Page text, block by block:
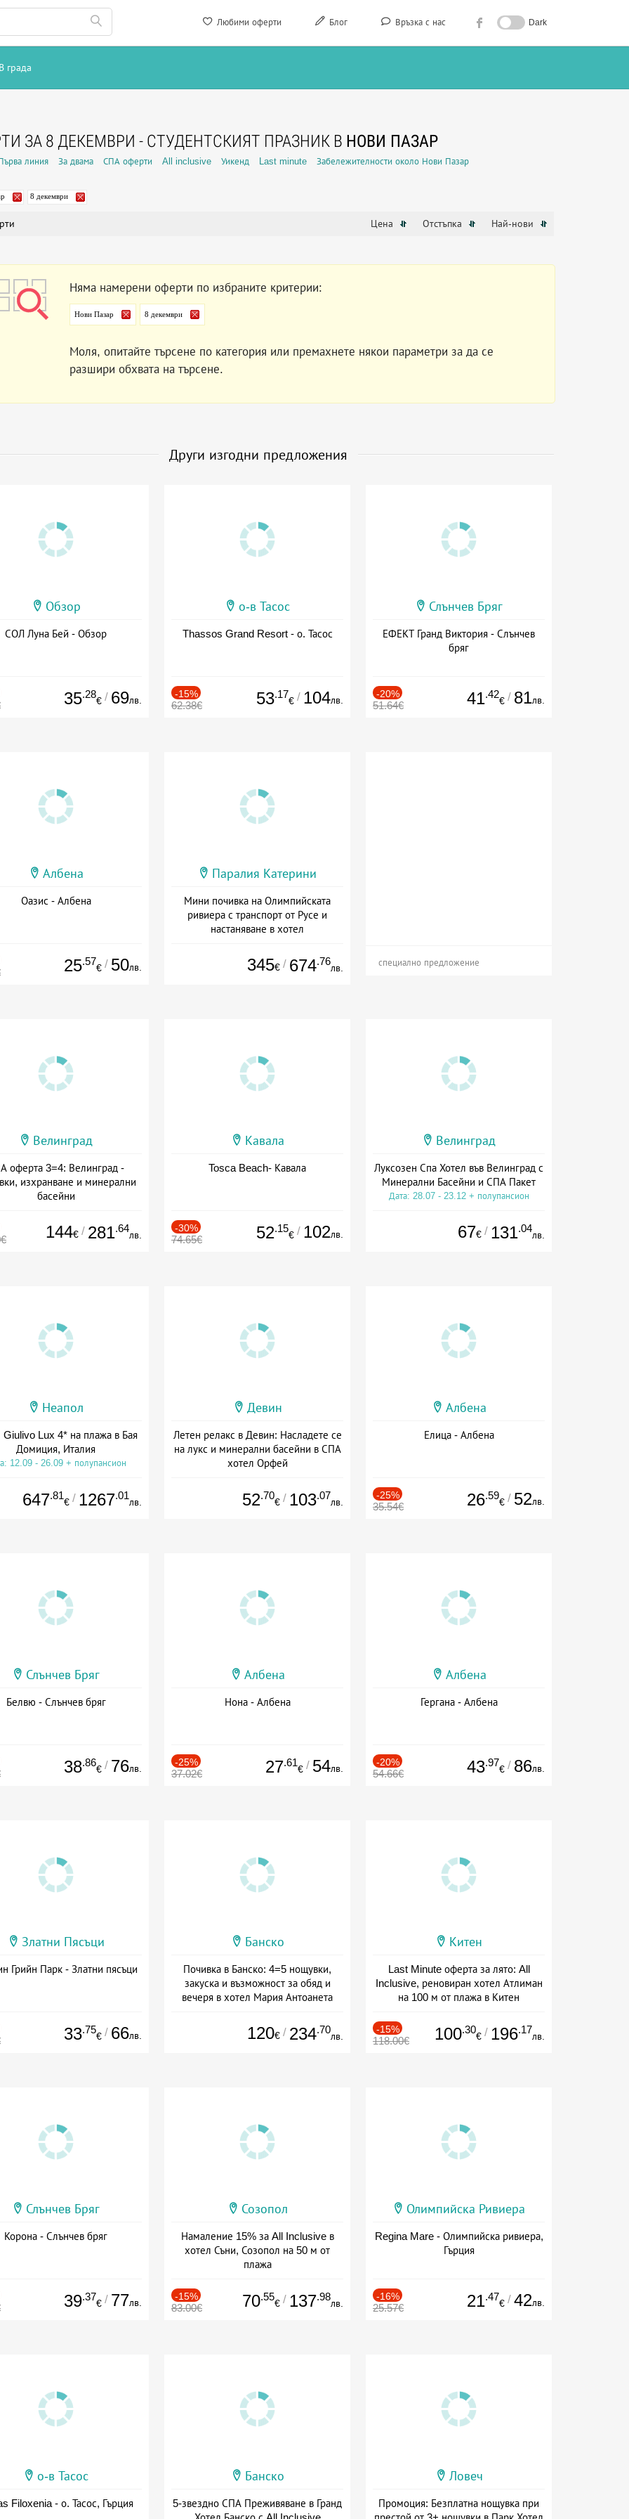
Любими оферти Блог Връзка с нас Dark
В града
ЗА 8 ДЕКЕМВРИ - СТУДЕНТСКИЯТ ПРАЗНИК В НОВИ ПАЗАР
линия За двама СПА оферти All inclusive Уикенд Last minute Забележителности около Нови Пазар
8 декември
Цена Отстъпка Най-нови
Няма намерени оферти по избраните критерии:
Нови Пазар 8 декември
Моля, опитайте търсене по категория или премахнете някои параметри за да се
разшири обхвата на търсене.
Други изгодни предложения
Обзор
СОЛ Луна Бей - Обзор
35.28
€ / 69лв.
о-в Тасос
Thassos Grand Resort - о. Тасос
-15%
62.38€ 53.17
€ / 104лв.
Слънчев Бряг
ЕФЕКТ Гранд Виктория - Слънчев
бряг
-20%
51.64€ 41.42
€ / 81лв.
Албена
Оазис - Албена
25.57
€ / 50лв.
Паралия Катерини
Мини почивка на Олимпийската
ривиера с транспорт от Русе и
настаняване в хотел
345€ / 674.76
лв. специално предложение
Велинград
оферта 3=4: Велинград -
изхранване и минерални
басейни
144€ / 281.64
лв.
Кавала
Tosca Beach- Кавала
-30%
74.65€ 52.15
€ / 102лв.
Велинград
Луксозен Спа Хотел във Велинград с
Минерални Басейни и СПА Пакет
Дата: 28.07 - 23.12 + полупансион
67€ / 131.04
лв.
Неапол
Giulivo Lux 4* на плажа в Бая
Домиция, Италия
12.09 - 26.09 + полупансион
647.81
€ / 1267.01
лв.
Девин
Летен релакс в Девин: Насладете се
на лукс и минерални басейни в СПА
хотел Орфей
52.70
€ / 103.07
лв.
Албена
Елица - Албена
-25%
35.54€ 26.59
€ / 52лв.
Слънчев Бряг
Белвю - Слънчев бряг
38.86
€ / 76лв.
Албена
Нона - Албена
-25%
37.02€ 27.61
€ / 54лв.
Албена
Гергана - Албена
-20%
54.66€ 43.97
€ / 86лв.
Златни Пясъци
Грийн Парк - Златни пясъци
33.75
€ / 66лв.
Банско
Почивка в Банско: 4=5 нощувки,
закуска и възможност за обяд и
вечеря в хотел Мария Антоанета
120€ / 234.70
лв.
Китен
Last Minute оферта за лято: All
Inclusive, реновиран хотел Атлиман
на 100 м от плажа в Китен
-15%
118.00€ 100.30
€ / 196.17
лв.
Слънчев Бряг
Корона - Слънчев бряг
39.37
€ / 77лв.
Созопол
Намаление 15% за All Inclusive в
хотел Съни, Созопол на 50 м от
плажа
-15%
83.00€ 70.55
€ / 137.98
лв.
Олимпийска Ривиера
Regina Mare - Олимпийска ривиера,
Гърция
-16%
25.57€ 21.47
€ / 42лв.
о-в Тасос
Filoxenia - о. Тасос, Гърция
Банско
5-звездно СПА Преживяване в Гранд
Ловеч
Промоция: Безплатна нощувка при